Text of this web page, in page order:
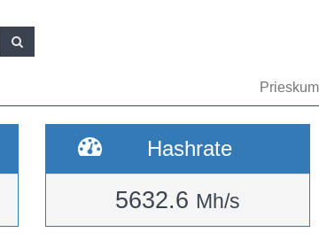
Hashrate
5632.6 Mh/s